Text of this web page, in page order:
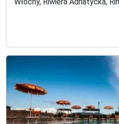
Komfortowy rodzinny
Przepiękne widoki na